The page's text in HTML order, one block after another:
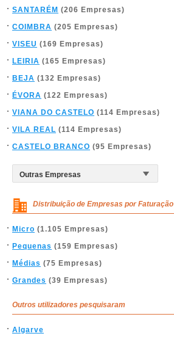
SANTARÉM (206 Empresas)
COIMBRA (205 Empresas)
VISEU (169 Empresas)
LEIRIA (165 Empresas)
BEJA (132 Empresas)
ÉVORA (122 Empresas)
VIANA DO CASTELO (114 Empresas)
VILA REAL (114 Empresas)
CASTELO BRANCO (95 Empresas)
Distribuição de Empresas por Faturação
Micro (1.105 Empresas)
Pequenas (159 Empresas)
Médias (75 Empresas)
Grandes (39 Empresas)
Outros utilizadores pesquisaram
Algarve